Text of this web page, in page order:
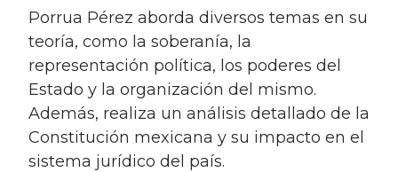
Porrua Pérez aborda diversos temas en su
teoría, como la soberanía, la
representación política, los poderes del
Estado y la organización del mismo.
Además, realiza un análisis detallado de la
Constitución mexicana y su impacto en el
sistema jurídico del país.